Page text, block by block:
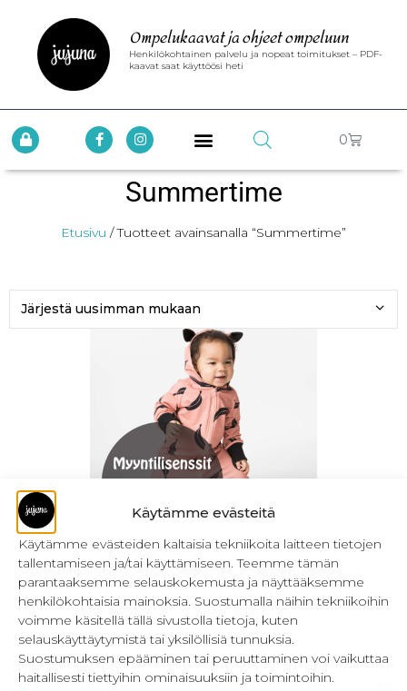
Käytämme evästeitä
Käytämme evästeiden kaltaisia tekniikoita laitteen tietojen
tallentamiseen ja/tai käyttämiseen. Teemme tämän
parantaaksemme selauskokemusta ja näyttääksemme
henkilökohtaisia mainoksia. Suostumalla näihin tekniikoihin
voimme käsitellä tällä sivustolla tietoja, kuten
selauskäyttäytymistä tai yksilöllisiä tunnuksia.
Suostumuksen epääminen tai peruuttaminen voi vaikuttaa
haitallisesti tiettyihin ominaisuuksiin ja toimintoihin.
Ompelukaavat ja ohjeet ompeluun
Henkilökohtainen palvelu ja nopeat toimitukset – PDF-
kaavat saat käyttöösi heti
0
Summertime
Etusivu / Tuotteet avainsanalla “Summertime”
Myyntilisenssit – Lasten ompelukaavat
39,90€ – 59,90€ Sis. ALV
Valitse vaihtoehdoista